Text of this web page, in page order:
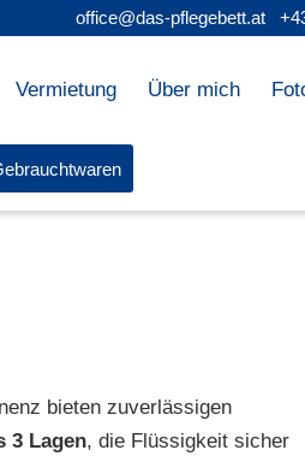
office@das-pflegebett.at
Vermietung Über mich
bieten zuverlässigen
3 Lagen, die Flüssigkeit sicher